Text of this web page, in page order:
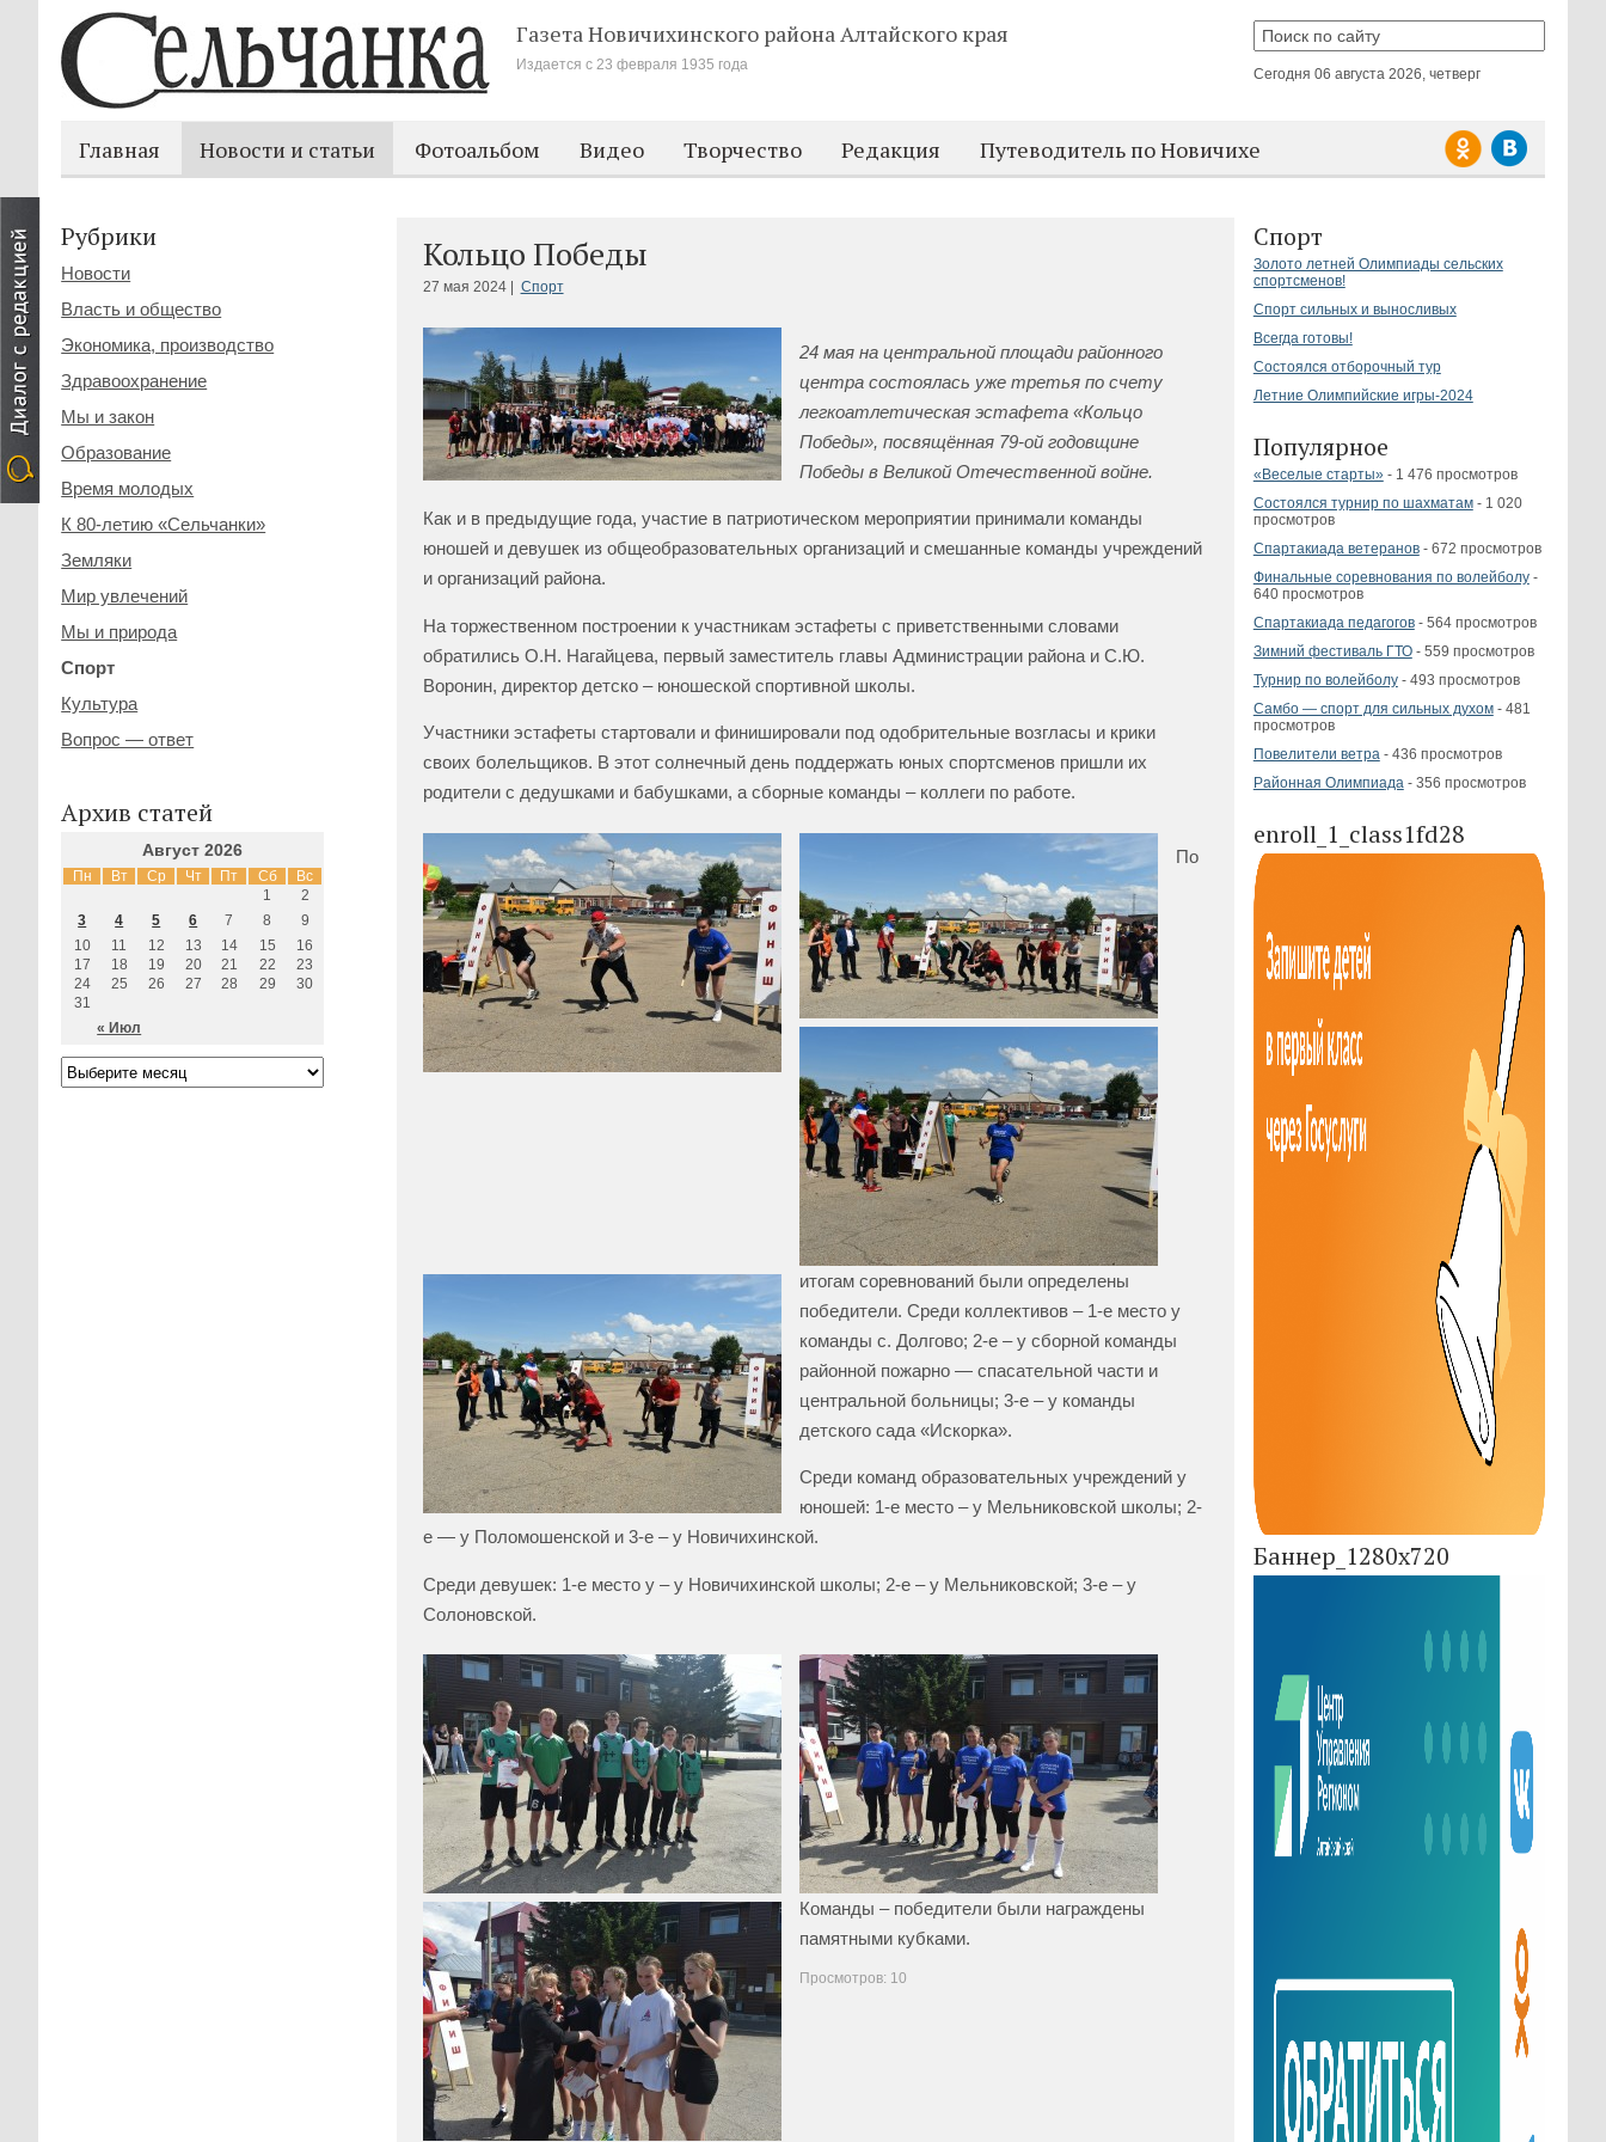
Газета Новичихинского районаАлтайского края
Издается с 23 февраля 1935 года
Сегодня 06 августа 2026, четверг
Главная Новости и статьи Фотоальбом Видео Творчество Редакция Путеводитель по Новичихе
Спорт
Золото летней Олимпиады сельских
спортсменов!
Спорт сильных и выносливых
Всегда готовы!
Состоялся отборочный тур
Летние Олимпийские игры-2024
Популярное
«Веселые старты»- 1 476 просмотров
Состоялся турнир по шахматам- 1 020
просмотров
Спартакиада ветеранов- 672 просмотров
Финальные соревнования по волейболу-
640 просмотров
Спартакиада педагогов- 564 просмотров
Зимний фестиваль ГТО- 559 просмотров
Турнир по волейболу- 493 просмотров
Самбо — спорт для сильных духом- 481
просмотров
Повелители ветра- 436 просмотров
Районная Олимпиада- 356 просмотров
enroll_1_class1fd28
Баннер_1280x720
Кольцо Победы
27 мая 2024 | Спорт
24 мая на центральной площади районного
центра состоялась уже третья по счету
легкоатлетическая эстафета «Кольцо
Победы», посвящённая 79-ой годовщине
Победы в Великой Отечественной войне.
Как и в предыдущие года, участие в патриотическом мероприятии принимали команды
юношей и девушек из общеобразовательных организаций и смешанные команды учреждений
и организаций района.
На торжественном построении к участникам эстафеты с приветственными словами
обратились О.Н. Нагайцева, первый заместитель главы Администрации района и С.Ю.
Воронин, директор детско – юношеской спортивной школы.
Участники эстафеты стартовали и финишировали под одобрительные возгласы и крики
своих болельщиков. В этот солнечный день поддержать юных спортсменов пришли их
родители с дедушками и бабушками, а сборные команды – коллеги по работе.
По
итогам соревнований были определены
победители. Среди коллективов – 1-е место у
команды с. Долгово; 2-е – у сборной команды
районной пожарно — спасательной части и
центральной больницы; 3-е – у команды
детского сада «Искорка».
Среди команд образовательных учреждений у
юношей: 1-е место – у Мельниковской школы; 2-
е — у Поломошенской и 3-е – у Новичихинской.
Среди девушек: 1-е место у – у Новичихинской школы; 2-е – у Мельниковской; 3-е – у
Солоновской.
Команды – победители были награждены
памятными кубками.
Просмотров: 10
Рубрики
Новости
Власть и общество
Экономика, производство
Здравоохранение
Мы и закон
Образование
Время молодых
К 80-летию «Сельчанки»
Земляки
Мир увлечений
Мы и природа
Спорт
Культура
Вопрос — ответ
Архив статей
Август 2026
Пн Вт Ср Чт Пт Сб Вс
« Июл
1
2
3
4 5 6 7 8
9
10
11 12 13 14 15
16
17
18 19 20 21 22
23
24
25 26 27 28 29
30
31